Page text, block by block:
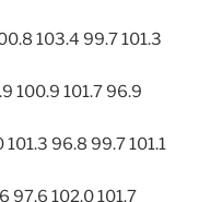
103.4 99.7 101.3
100.9 101.7 96.9
96.8 99.7 101.1
97.6 102.0 101.7